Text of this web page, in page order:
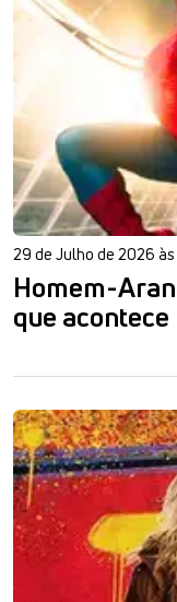
29 de Julho de 2026 às
Homem-
que